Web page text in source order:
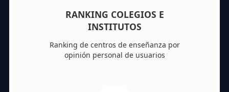
RANKING COLEGIOS E
INSTITUTOS
Ranking de centros de enseñanza por
opinión personal de usuarios